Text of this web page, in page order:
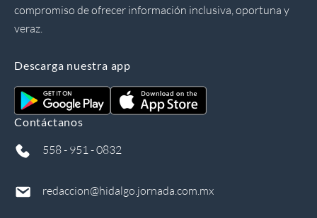
compromiso de ofrecer información inclusiva, oportuna y
veraz.
Descarga nuestra app
Contáctanos
558 - 951 - 0832
redaccion@hidalgo.jornada.com.mx